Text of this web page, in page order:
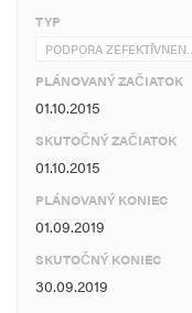
TYP
PODPORA
PLÁNOVANÝ ZAČIATOK
01.10.2015
SKUTOČNÝ ZAČIATOK
01.10.2015
PLÁNOVANÝ KONIEC
01.09.2019
SKUTOČNÝ KONIEC
30.09.2019